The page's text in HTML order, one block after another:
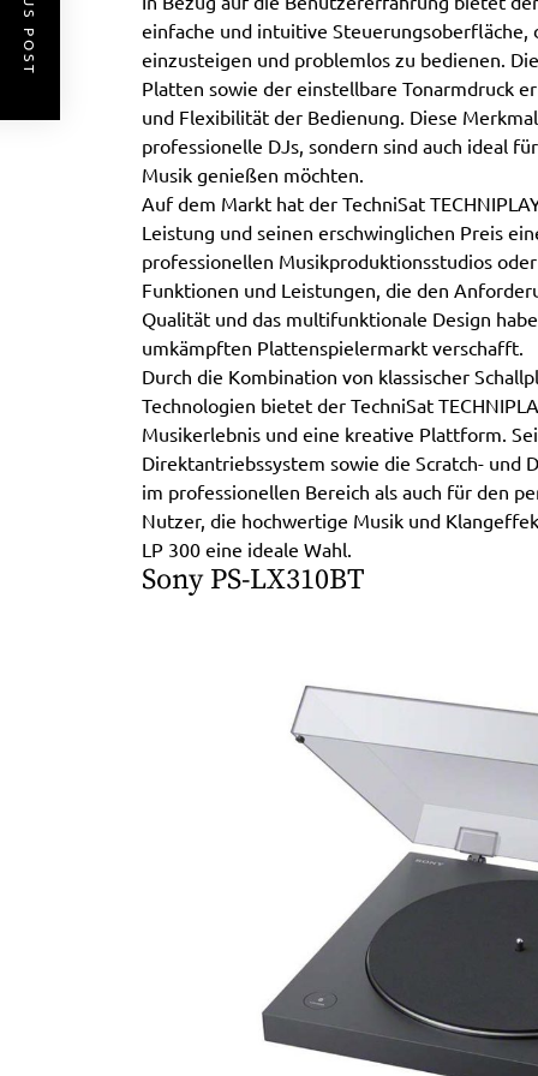
einfache und intuitive
einzusteigen und problemlos zu bedienen.
Platten sowie der einstellbare Tonarmdruck
und Flexibilität der Bedienung. Diese
professionelle DJs, sondern sind auch ideal
Musik genießen möchten.
Auf dem Markt hat der TechniSat
Leistung und seinen erschwinglichen Preis
professionellen Musikproduktionsstudios
Funktionen und Leistungen, die den
Qualität und das multifunktionale Design
umkämpften Plattenspielermarkt verschafft.
Durch die Kombination von klassischer
Technologien bietet der TechniSat
Musikerlebnis und eine kreative Plattform.
Direktantriebssystem sowie die Scratch- und
im professionellen Bereich als auch für den
Nutzer, die hochwertige Musik und
LP 300 eine ideale Wahl.
Sony PS-LX310BT